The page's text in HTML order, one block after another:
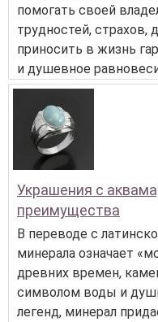
помогать своей
трудностей, страхов,
приносить в жизнь
и душевное
Украшения с
преимущества
В переводе с
минерала означает
древних времен,
символом воды и
легенд, минерал